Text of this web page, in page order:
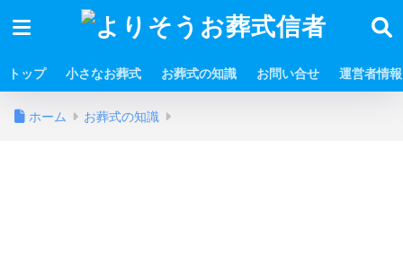
トップ 小さなお葬式 お葬式の知識 お問い合せ 運営者情報
ホーム お葬式の知識